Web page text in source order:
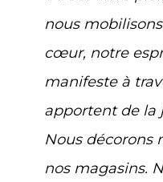
nous
cœur, notre
manifeste à
apportent de la
Nous décorons
nos magasins.